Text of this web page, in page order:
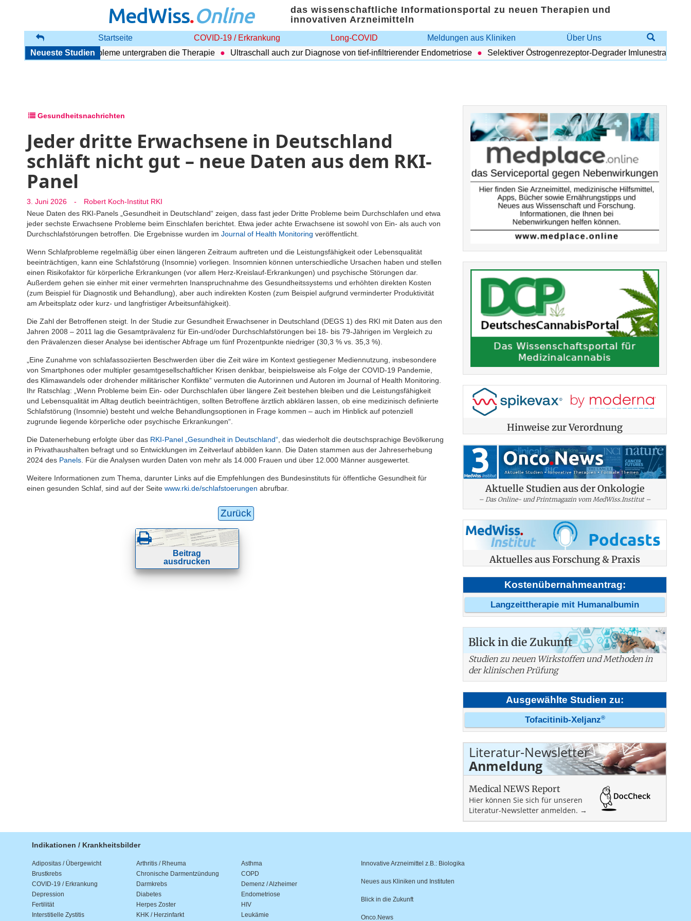
MedWiss.Online
das wissenschaftliche Informationsportal zu neuen Therapien und
innovativen Arzneimitteln
Startseite COVID-19 / Erkrankung Long-COVID Meldungen aus Kliniken
Über Uns
Neueste Studien
Begleitende Probleme untergraben die Therapie Ultraschall auch zur Diagnose von tief-infiltrierender Endometriose Selektiver Östrogenrezeptor-Degrader Imlunestrant:
Gesundheitsnachrichten
Jeder dritte Erwachsene in Deutschland
schläft nicht gut – neue Daten aus dem RKI-
Panel
3. Juni 2026 -
Robert Koch-Institut RKI
Neue Daten des RKI-Panels „Gesundheit in Deutschland“ zeigen, dass fast jeder Dritte Probleme beim Durchschlafen und etwa
jeder sechste Erwachsene Probleme beim Einschlafen berichtet. Etwa jeder achte Erwachsene ist sowohl von Ein- als auch von
Durchschlafstörungen betroffen. Die Ergebnisse wurden im Journal of Health Monitoring veröffentlicht.
Wenn Schlafprobleme regelmäßig über einen längeren Zeitraum auftreten und die Leistungsfähigkeit oder Lebensqualität
beeinträchtigen, kann eine Schlafstörung (Insomnie) vorliegen. Insomnien können unterschiedliche Ursachen haben und stellen
einen Risikofaktor für körperliche Erkrankungen (vor allem Herz-Kreislauf-Erkrankungen) und psychische Störungen dar.
Außerdem gehen sie einher mit einer vermehrten Inanspruchnahme des Gesundheitssystems und erhöhten direkten Kosten
(zum Beispiel für Diagnostik und Behandlung), aber auch indirekten Kosten (zum Beispiel aufgrund verminderter Produktivität
am Arbeitsplatz oder kurz- und langfristiger Arbeitsunfähigkeit).
Die Zahl der Betroffenen steigt. In der Studie zur Gesundheit Erwachsener in Deutschland (DEGS 1) des RKI mit Daten aus den
Jahren 2008 – 2011 lag die Gesamtprävalenz für Ein-und/oder Durchschlafstörungen bei 18- bis 79-Jährigen im Vergleich zu
den Prävalenzen dieser Analyse bei identischer Abfrage um fünf Prozentpunkte niedriger (30,3 % vs. 35,3 %).
„Eine Zunahme von schlafassoziierten Beschwerden über die Zeit wäre im Kontext gestiegener Mediennutzung, insbesondere
von Smartphones oder multipler gesamtgesellschaftlicher Krisen denkbar, beispielsweise als Folge der COVID-19 Pandemie,
des Klimawandels oder drohender militärischer Konflikte“ vermuten die Autorinnen und Autoren im Journal of Health Monitoring.
Ihr Ratschlag: „Wenn Probleme beim Ein- oder Durchschlafen über längere Zeit bestehen bleiben und die Leistungsfähigkeit
und Lebensqualität im Alltag deutlich beeinträchtigen, sollten Betroffene ärztlich abklären lassen, ob eine medizinisch definierte
Schlafstörung (Insomnie) besteht und welche Be­handlungsoptionen in Frage kommen – auch im Hinblick auf potenziell
zugrunde liegende körperliche oder psychische Erkrankungen“.
Die Datenerhebung erfolgte über das RKI-Panel „Gesundheit in Deutschland“ , das wiederholt die deutschsprachige Bevölkerung
in Privathaushalten befragt und so Entwicklungen im Zeitverlauf abbilden kann. Die Daten stammen aus der Jahreserhebung
2024 des Panels . Für die Analysen wurden Daten von mehr als 14.000 Frauen und über 12.000 Männer ausgewertet.
Weitere Informationen zum Thema, darunter Links auf die Empfehlungen des Bundesinstituts für öffentliche Gesundheit für
einen gesunden Schlaf, sind auf der Seite www.rki.de/schlafstoerungen abrufbar.
Zurück
Beitrag
ausdrucken
Hinweise zur Verordnung
Aktuelle Studien aus der Onkologie
– Das Online- und Printmagazin vom MedWiss.Institut –
Aktuelles aus Forschung & Praxis
Kostenübernahmeantrag:
Langzeittherapie mit Humanalbumin
Blick in die Zukunft
Studien zu neuen Wirkstoffen und Methoden in
der klinischen Prüfung
Ausgewählte Studien zu:
Tofacitinib-Xeljanz®
Literatur-Newsletter
Anmeldung
Medical NEWS Report
Hier können Sie sich für unseren
Literatur-Newsletter anmelden. →
Indikationen / Krankheitsbilder
Adipositas / Übergewicht Arthritis / Rheuma
Asthma
Brustkrebs
Chronische Darmentzündung
COPD
COVID-19 / Erkrankung
Darmkrebs
Demenz / Alzheimer
Depression
Diabetes
Endometriose
Fertilität
Herpes Zoster
HIV
Interstitielle Zystitis
KHK / Herzinfarkt Leukämie
Innovative Arzneimittel z.B.: Biologika
Neues aus Kliniken und Instituten
Blick in die Zukunft
Onco.News